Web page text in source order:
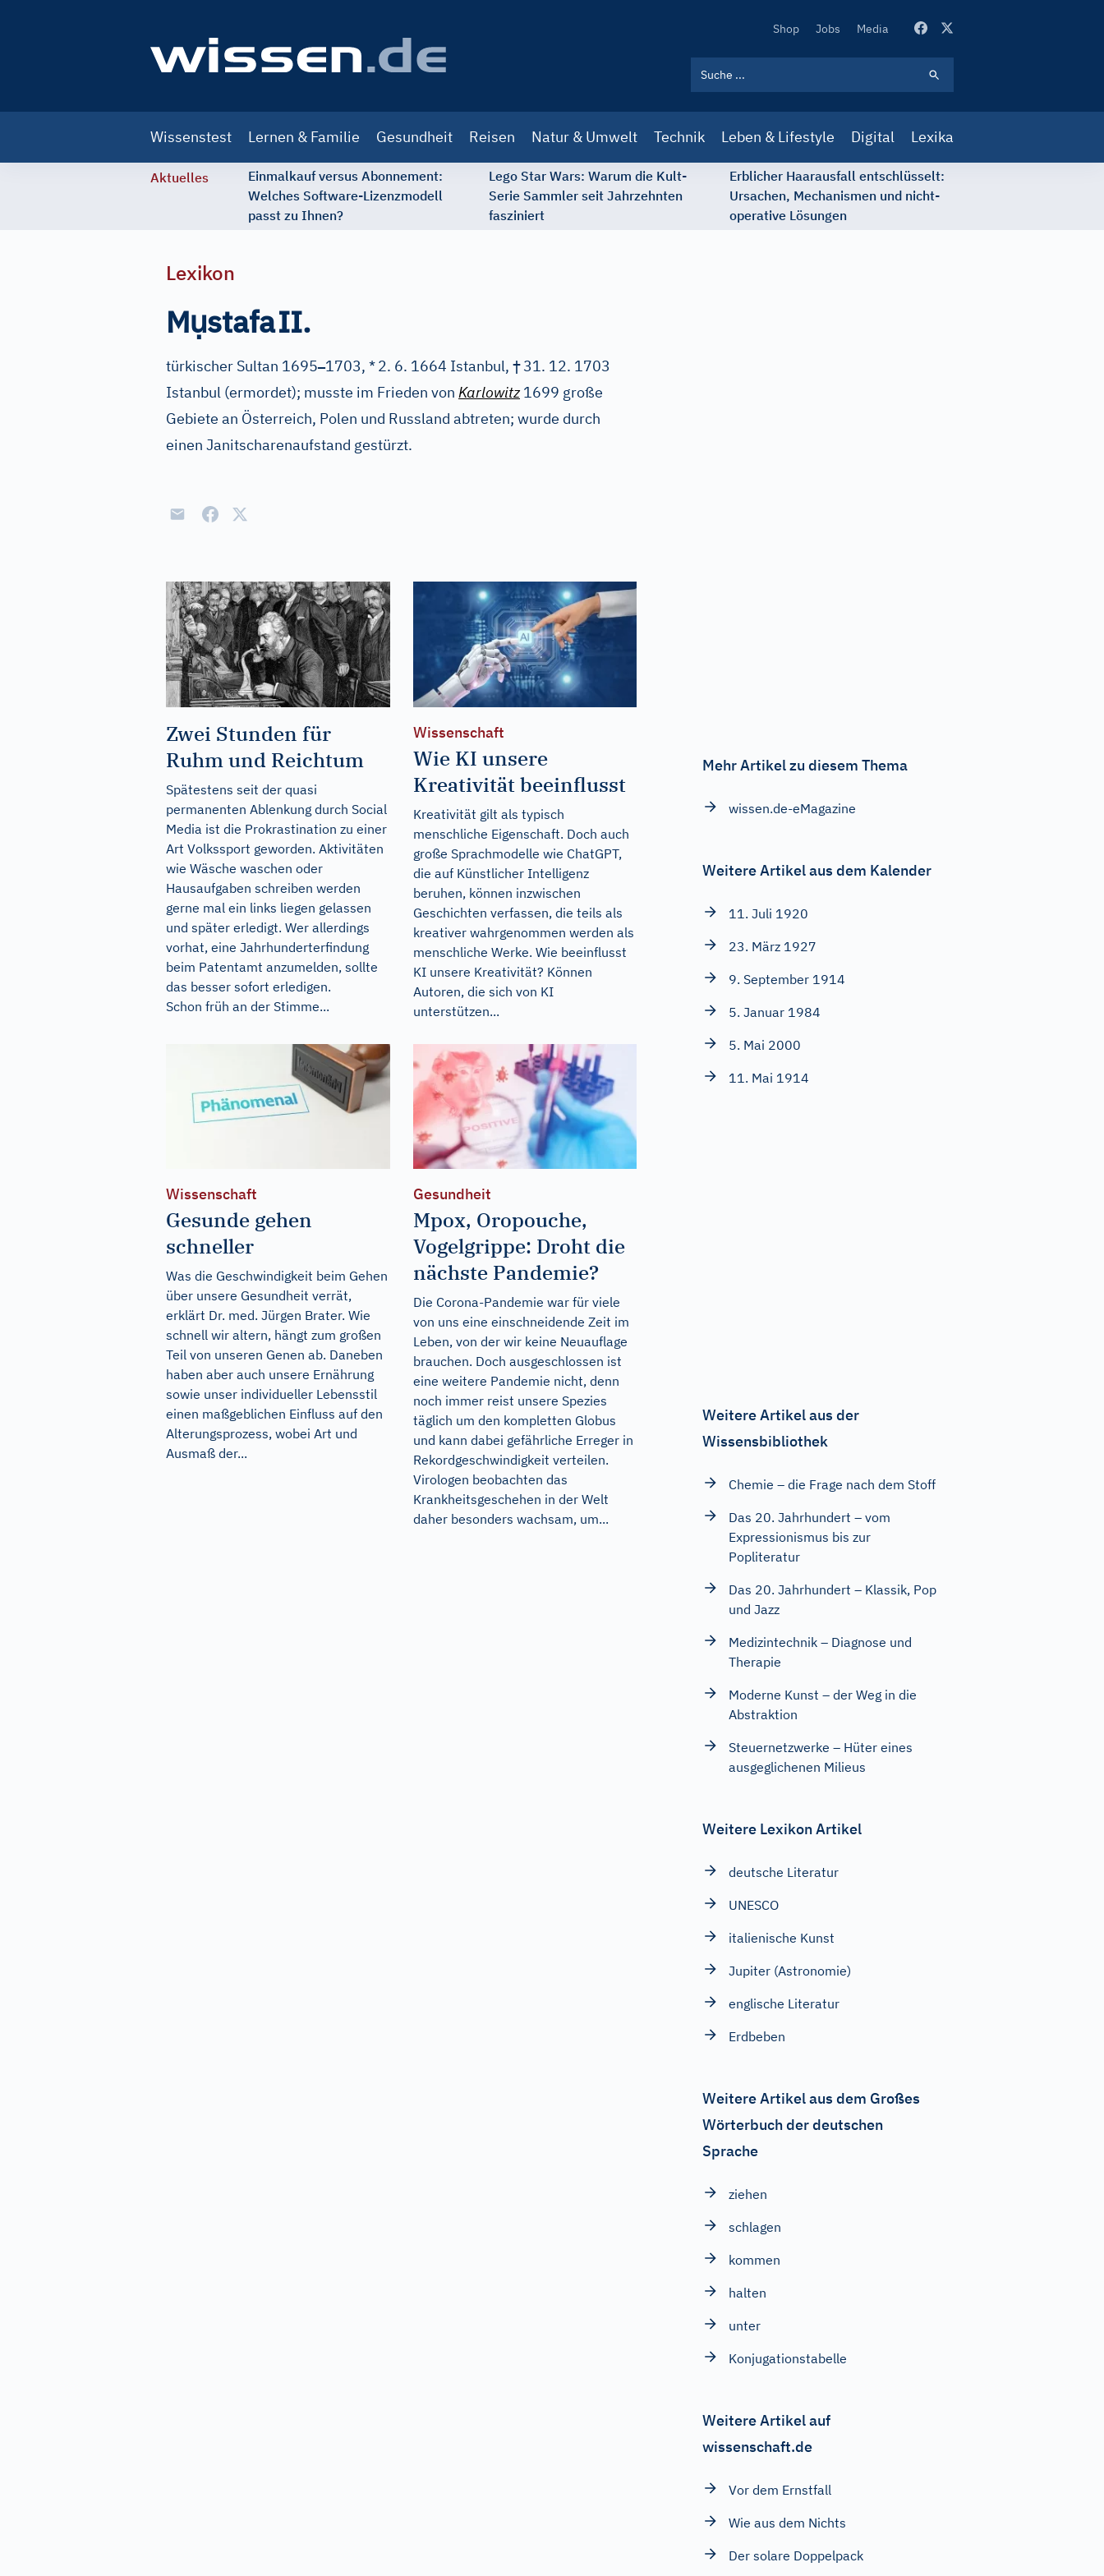
Secondary
Shop Jobs Media
navigation
Wissenstest Lernen & Familie Gesundheit Reisen Natur & Umwelt Technik Leben & Lifestyle Digital Lexika
Aktuelles
Einmalkauf versus Abonnement:
Welches Software-Lizenzmodell
passt zu Ihnen?
Lego Star Wars: Warum die Kult-
Serie Sammler seit Jahrzehnten
fasziniert
Erblicher Haarausfall entschlüsselt:
Ursachen, Mechanismen und nicht-
operative Lösungen
Lexikon
MụstafaII.
türkischer Sultan 1695–1703, *2. 6. 1664 Istanbul, †31. 12. 1703
Istanbul (ermordet); musste im Frieden von Karlowitz1699 große
Gebiete an Österreich, Polen und Russland abtreten; wurde durch
einen Janitscharenaufstand gestürzt.
Zwei Stunden für
Ruhm und Reichtum
Spätestens seit der quasi
permanenten Ablenkung durch Social
Media ist die Prokrastination zu einer
Art Volkssport geworden. Aktivitäten
wie Wäsche waschen oder
Hausaufgaben schreiben werden
gerne mal ein links liegen gelassen
und später erledigt. Wer allerdings
vorhat, eine Jahrhunderterfindung
beim Patentamt anzumelden, sollte
das besser sofort erledigen.
Schon früh an der Stimme...
Wissenschaft
Wie KI unsere
Kreativität beeinflusst
Kreativität gilt als typisch
menschliche Eigenschaft. Doch auch
große Sprachmodelle wie ChatGPT,
die auf Künstlicher Intelligenz
beruhen, können inzwischen
Geschichten verfassen, die teils als
kreativer wahrgenommen werden als
menschliche Werke. Wie beeinflusst
KI unsere Kreativität? Können
Autoren, die sich von KI
unterstützen...
Wissenschaft
Gesunde gehen
schneller
Was die Geschwindigkeit beim Gehen
über unsere Gesundheit verrät,
erklärt Dr. med. Jürgen Brater. Wie
schnell wir altern, hängt zum großen
Teil von unseren Genen ab. Daneben
haben aber auch unsere Ernährung
sowie unser individueller Lebensstil
einen maßgeblichen Einfluss auf den
Alterungsprozess, wobei Art und
Ausmaß der...
Gesundheit
Mpox, Oropouche,
Vogelgrippe: Droht die
nächste Pandemie?
Die Corona-Pandemie war für viele
von uns eine einschneidende Zeit im
Leben, von der wir keine Neuauflage
brauchen. Doch ausgeschlossen ist
eine weitere Pandemie nicht, denn
noch immer reist unsere Spezies
täglich um den kompletten Globus
und kann dabei gefährliche Erreger in
Rekordgeschwindigkeit verteilen.
Virologen beobachten das
Krankheitsgeschehen in der Welt
daher besonders wachsam, um...
Mehr Artikel zu diesem Thema
wissen.de-eMagazine
Weitere Artikel aus dem Kalender
11. Juli 1920
23. März 1927
9. September 1914
5. Januar 1984
5. Mai 2000
11. Mai 1914
Weitere Artikel aus der
Wissensbibliothek
Chemie – die Frage nach dem Stoff
Das 20. Jahrhundert – vom
Expressionismus bis zur
Popliteratur
Das 20. Jahrhundert – Klassik, Pop
und Jazz
Medizintechnik – Diagnose und
Therapie
Moderne Kunst – der Weg in die
Abstraktion
Steuernetzwerke – Hüter eines
ausgeglichenen Milieus
Weitere Lexikon Artikel
deutsche Literatur
UNESCO
italienische Kunst
Jupiter (Astronomie)
englische Literatur
Erdbeben
Weitere Artikel aus dem Großes
Wörterbuch der deutschen
Sprache
ziehen
schlagen
kommen
halten
unter
Konjugationstabelle
Weitere Artikel auf
wissenschaft.de
Vor dem Ernstfall
Wie aus dem Nichts
Der solare Doppelpack